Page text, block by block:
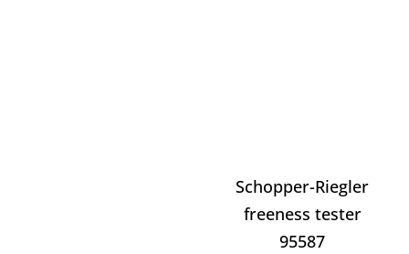
Schopper-Riegler
freeness tester
95587